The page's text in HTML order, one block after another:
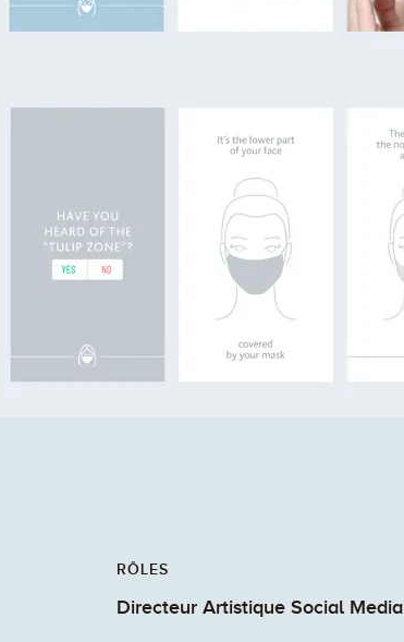
RÔLES
Directeur Artistique Social Media